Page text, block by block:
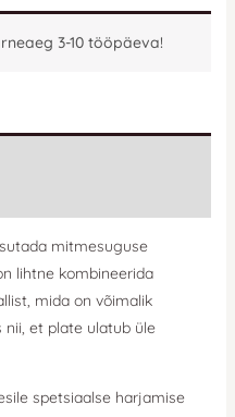
3-10 tööpäeva!
mitmesuguse
lihtne kombineerida
mida on võimalik
nii, et plate ulatub üle
spetsiaalse harjamise